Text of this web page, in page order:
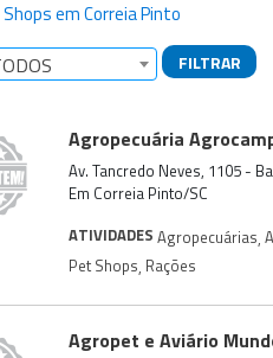
em Correia Pinto
FILTRAR
Agropecuária
Av. Tancredo Neves, 1105 -
Em Correia Pinto/SC
ATIVIDADES Agropecuárias,
Pet Shops, Rações
Agropet e Aviário